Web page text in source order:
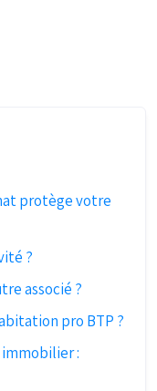
protège votre
?
associé ?
pro BTP ?
: